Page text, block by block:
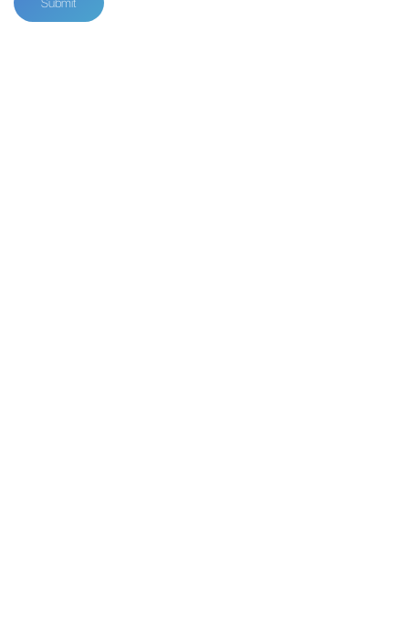
Submit